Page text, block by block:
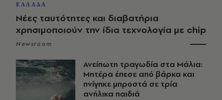
ΕΛΛΑΔΑ
Νέες ταυτότητες και διαβατήρια
χρησιμοποιούν την ίδια τεχνολογία με chip
Newsroom
Ανείπωτη τραγωδία στα Μάλια:
Μητέρα έπεσε από βάρκα και
πνίγηκε μπροστά σε τρία
ανήλικα παιδιά